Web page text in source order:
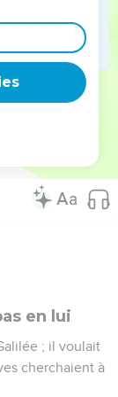
Iscariot, l’un
Used by permission.
en lui
; il voulait
cherchaient à